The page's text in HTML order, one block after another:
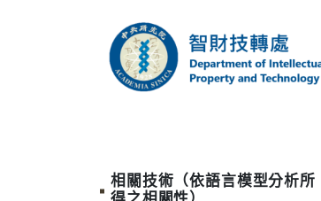
中央研究院
相關技術（依語言模型分析所